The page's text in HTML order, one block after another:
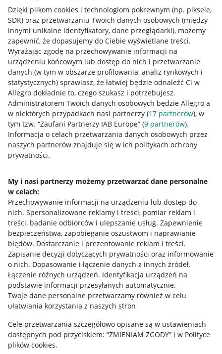
Dzięki plikom cookies i technologiom pokrewnym (np. piksele,
SDK) oraz przetwarzaniu Twoich danych osobowych (między
innymi unikalne identyfikatory, dane przeglądarki), możemy
zapewnić, że dopasujemy do Ciebie wyświetlane treści.
Wyrażając zgodę na przechowywanie informacji na
urządzeniu końcowym lub dostęp do nich i przetwarzanie
danych (w tym w obszarze profilowania, analiz rynkowych i
statystycznych) sprawiasz, że łatwiej będzie odnaleźć Ci w
Allegro dokładnie to, czego szukasz i potrzebujesz.
Administratorem Twoich danych osobowych będzie Allegro a
w niektórych przypadkach nasi partnerzy (17 partnerów), w
tym tzw. “Zaufani Partnerzy IAB Europe” (9 partnerów).
Informacja o celach przetwarzania danych osobowych przez
naszych partnerów znajduje się w ich politykach ochrony
prywatności.
My i nasi partnerzy możemy przetwarzać dane personalne
w celach:
Przechowywanie informacji na urządzeniu lub dostęp do
nich. Spersonalizowane reklamy i treści, pomiar reklam i
treści, badanie odbiorców i ulepszanie usług. Zapewnienie
bezpieczeństwa, zapobieganie oszustwom i naprawianie
błędów. Dostarczanie i prezentowanie reklam i treści.
Zapisanie decyzji dotyczących prywatności oraz informowanie
o nich. Dopasowanie i łączenie danych z innych źródeł.
Łączenie różnych urządzeń. Identyfikacja urządzeń na
podstawie informacji przesyłanych automatycznie.
Twoje dane personalne przetwarzamy również w celu
ułatwiania korzystania z naszych stron
Cele przetwarzania szczegółowo opisane są w ustawieniach
dostępnych pod przyciskiem: “ZMIENIAM ZGODY” i w Polityce
plików cookies.
Przydatne informacje
Jak to działa
Allegro Gadane dla sprzedających
Allegro Gadane dla kupujących
Mapa miejscowości
Informacje prawne
Regulamin
Polityka plików "cookies"
Ustawienia plików "cookies"
Udostępnianie lokalizacji
Informacje dla Aktu o Usługach Cyfrowych